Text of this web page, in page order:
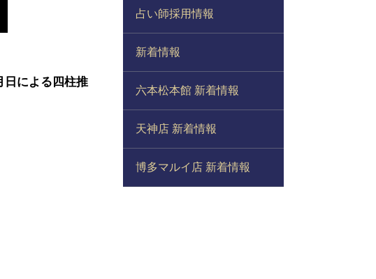
日による四柱推
占い師採用情報
新着情報
六本松本館 新着情報
天神店 新着情報
博多マルイ店 新着情報